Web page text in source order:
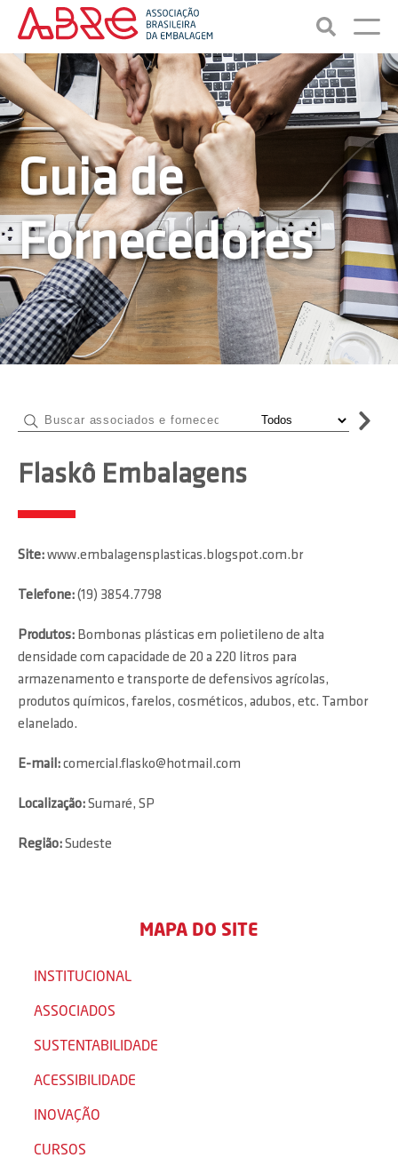
Guia de
Fornecedores
Flaskô Embalagens
Site:www.embalagensplasticas.blogspot.com.br
Telefone:(19) 3854.7798
Produtos: Bombonas plásticas em polietileno de alta
densidade com capacidade de 20 a 220 litros para
armazenamento e transporte de defensivos agrícolas,
produtos químicos, farelos, cosméticos, adubos, etc. Tambor
elanelado.
E-mail:comercial.flasko@hotmail.com
Localização:Sumaré, SP
Região:Sudeste
MAPA DO SITE
INSTITUCIONAL
ASSOCIADOS
SUSTENTABILIDADE
ACESSIBILIDADE
INOVAÇÃO
CURSOS